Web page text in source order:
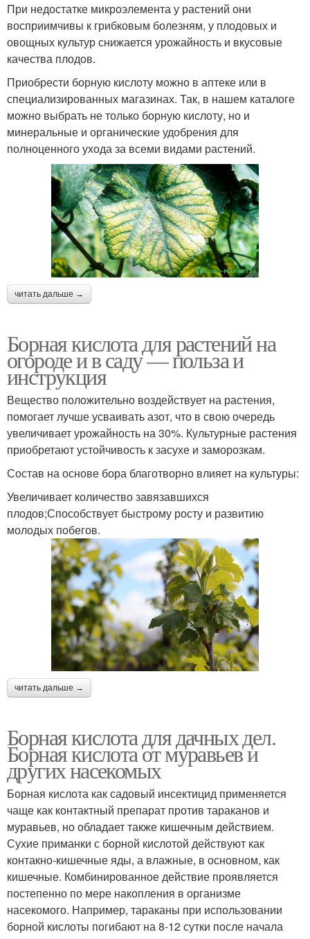
При недостатке микроэлемента у растений они
восприимчивы к грибковым болезням, у плодовых и
овощных культур снижается урожайность и вкусовые
качества плодов.
Приобрести борную кислоту можно в аптеке или в
специализированных магазинах. Так, в нашем каталоге
можно выбрать не только борную кислоту, но и
минеральные и органические удобрения для
полноценного ухода за всеми видами растений.
читать дальше →
Борная кислота для растений на
огороде и в саду — польза и
инструкция
Вещество положительно воздействует на растения,
помогает лучше усваивать азот, что в свою очередь
увеличивает урожайность на 30%. Культурные растения
приобретают устойчивость к засухе и заморозкам.
Состав на основе бора благотворно влияет на культуры:
Увеличивает количество завязавшихся
плодов;Способствует быстрому росту и развитию
молодых побегов.
читать дальше →
Борная кислота для дачных дел.
Борная кислота от муравьев и
других насекомых
Борная кислота как садовый инсектицид применяется
чаще как контактный препарат против тараканов и
муравьев, но обладает также кишечным действием.
Сухие приманки с борной кислотой действуют как
контакно-кишечные яды, а влажные, в основном, как
кишечные. Комбинированное действие проявляется
постепенно по мере накопления в организме
насекомого. Например, тараканы при использовании
борной кислоты погибают на 8-12 сутки после начала